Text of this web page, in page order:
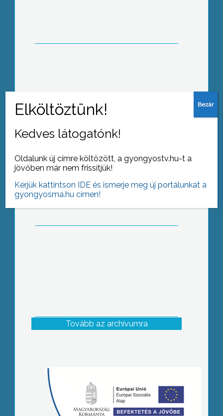
Egy szervezeti egységbe tömörülve
látják el feladatukat szeptember elseje
óta a Károly Róbert Főiskola
Tovább az archívumra
Kedves látogatónk!
Oldalunk új címre költözött, a gyongyostv.hu-t a
jövőben már nem frissítjük!
Kérjük kattintson IDE és ismerje meg új portálunkat a
gyongyosma.hu címen!